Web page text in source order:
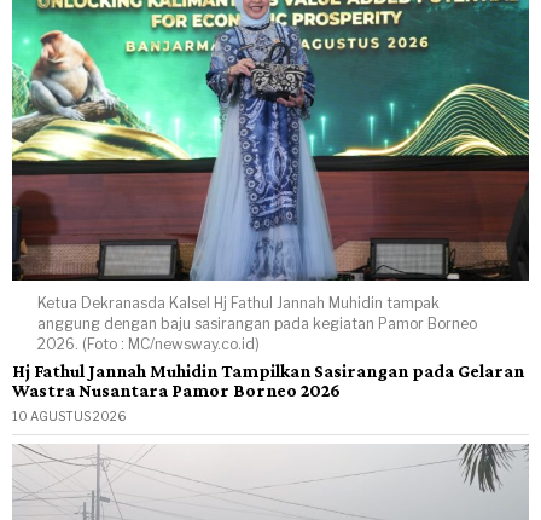
Ketua Dekranasda Kalsel Hj Fathul Jannah Muhidin tampak
anggung dengan baju sasirangan pada kegiatan Pamor Borneo
2026. (Foto : MC/newsway.co.id)
Hj Fathul Jannah Muhidin Tampilkan Sasirangan pada Gelaran
Wastra Nusantara Pamor Borneo 2026
10 AGUSTUS 2026